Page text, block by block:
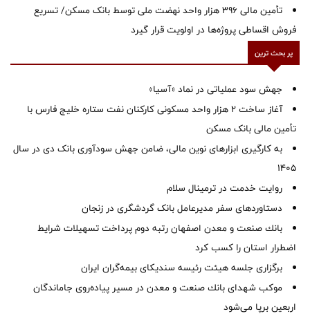
تأمین مالی ۳۹۶ هزار واحد نهضت ملی توسط بانک مسکن/ تسریع
فروش اقساطی پروژه‌ها در اولویت قرار گیرد
پر بحث ترین
جهش سود عملیاتی در نماد «آسیا»
آغاز ساخت ۲ هزار واحد مسکونی کارکنان نفت ستاره خلیج فارس با
تأمین مالی بانک مسکن
به کارگیری ابزارهای نوین مالی، ضامن جهش سودآوری بانک دی در سال
1405
روایت خدمت در ترمینال سلام
دستاوردهای سفر مدیرعامل بانک گردشگری در زنجان
بانك صنعت و معدن اصفهان رتبه دوم پرداخت تسهیلات شرایط
اضطرار استان را كسب كرد
برگزاری جلسه هیئت رئیسه سندیکای بیمه‌گران ایران
موكب شهدای بانك صنعت و معدن در مسیر پیاده‌روی جاماندگان
اربعین برپا می‌شود